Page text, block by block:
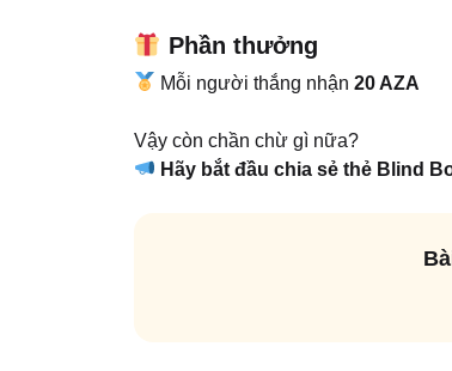
Phần thưởng
Mỗi người thắng nhận 20 AZA
Vậy còn chần chừ gì nữa?
Hãy bắt đầu chia sẻ thẻ Blind